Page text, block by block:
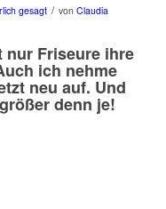
gesagt / von Claudia
nur Friseure ihre
ich nehme
neu auf. Und
denn je!